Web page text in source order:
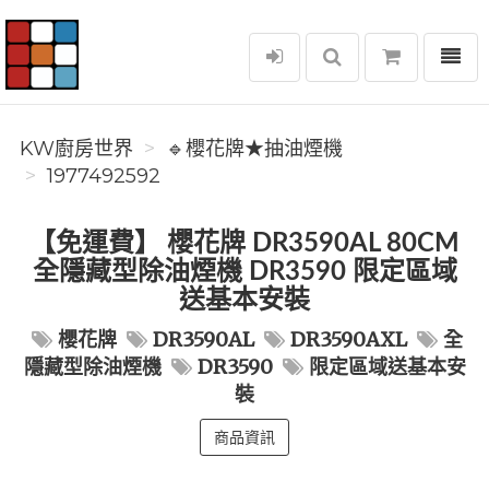
KW廚房世界
選單
KW廚房世界
🔹櫻花牌★抽油煙機
1977492592
【免運費】 櫻花牌 DR3590AL 80CM
全隱藏型除油煙機 DR3590 限定區域
送基本安裝
櫻花牌 DR3590AL DR3590AXL
全
隱藏型除油煙機
DR3590
限定區域送基本安
裝
商品資訊